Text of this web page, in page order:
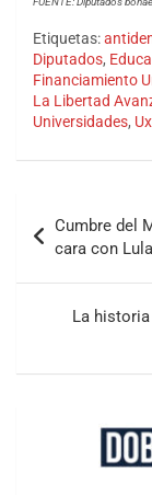
Etiquetas:
Diputados,
Financiamiento
La Libertad
Universidades,
Cumbre del
cara con Lula
La